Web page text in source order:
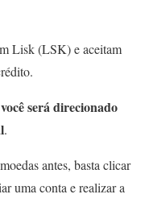
Lisk (LSK) e aceitam
será direcionado
.
antes, basta clicar
uma conta e realizar a